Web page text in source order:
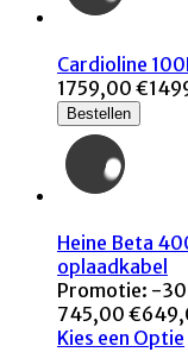
Cardioline
1759,00 €
Bestellen
Heine Beta
oplaadkabel
Promotie: -
745,00 €
Kies een Optie